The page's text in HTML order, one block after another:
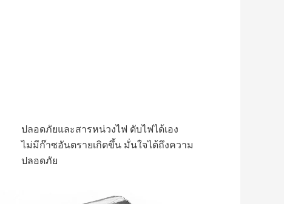
ปลอดภัยและสารหน่วงไฟ ดับไฟได้เอง
ไม่มีก๊าซอันตรายเกิดขึ้น มั่นใจได้ถึงความ
ปลอดภัย